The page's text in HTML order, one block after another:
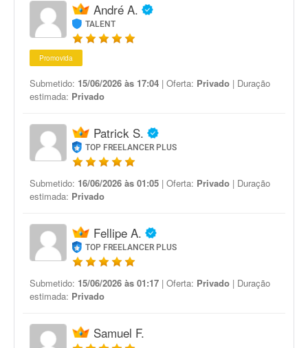
André A.
TALENT
Promovida
Submetido: 15/06/2026 às 17:04 | Oferta: Privado | Duração
estimada: Privado
Patrick S.
TOP FREELANCER PLUS
Submetido: 16/06/2026 às 01:05 | Oferta: Privado | Duração
estimada: Privado
Fellipe A.
TOP FREELANCER PLUS
Submetido: 15/06/2026 às 01:17 | Oferta: Privado | Duração
estimada: Privado
Samuel F.